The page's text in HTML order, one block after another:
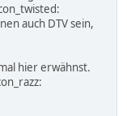
auch DTV sein,
hier erwähnst.